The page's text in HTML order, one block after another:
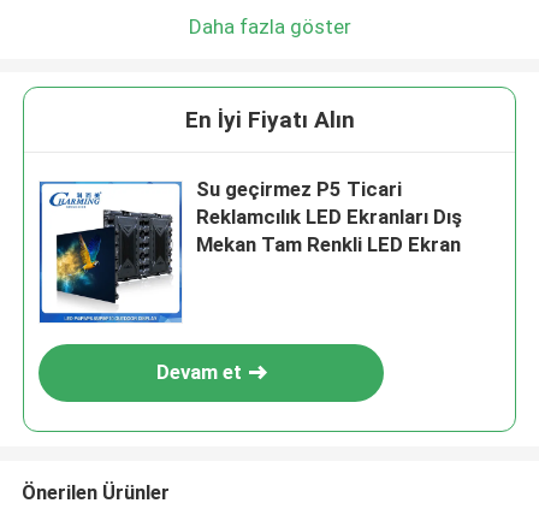
Daha fazla göster
En İyi Fiyatı Alın
Su geçirmez P5 Ticari
Reklamcılık LED Ekranları Dış
Mekan Tam Renkli LED Ekran
Devam et
Önerilen Ürünler